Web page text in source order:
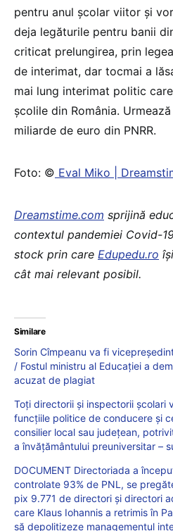
pentru anul școlar viitor și
deja legăturile pentru banii
criticat prelungirea, prin
de interimat, dar tocmai a
mai lung interimat politic
școlile din România.
miliarde de euro din PNRR.
Foto: © Eval Miko |
Dreamstime.com sprijină
contextul pandemiei Covid-
stock prin care Edupedu.ro
cât mai relevant posibil.
Similare
Sorin Cîmpeanu va fi
/ Fostul ministru al Educației a
acuzat de plagiat
Toți directorii și inspectorii școlari
funcțiile politice de conducere și
consilier local sau județean,
a învățământului preuniversitar –
DOCUMENT Directoriada a
controlate 93% de PNL, se
pix 9.771 de directori și directori
care Klaus Iohannis a retrimis în
să depolitizeze managementul